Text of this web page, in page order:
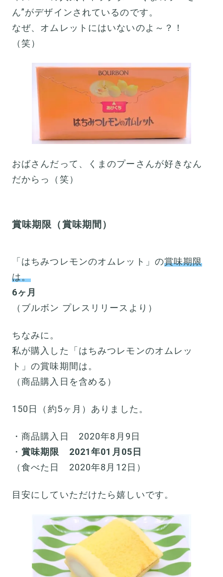
ん”がデザインされているのです。
なぜ、オムレットにはいないのよ～？！
（笑）
おばさんだって、くまのプーさんが好きなん
だからっ（笑）
賞味期限（賞味期間）
「はちみつレモンのオムレット」の賞味期限
は。
6ヶ月
（ブルボン プレスリリースより）
ちなみに。
私が購入した「はちみつレモンのオムレッ
ト」の賞味期間は。
（商品購入日を含める）
150日（約5ヶ月）ありました。
・商品購入日 2020年8月9日
・ 賞味期限 2021年01月05日
（食べた日 2020年8月12日）
目安にしていただけたら嬉しいです。